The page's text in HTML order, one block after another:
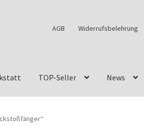
AGB Widerrufsbelehrung
TOP-Seller News